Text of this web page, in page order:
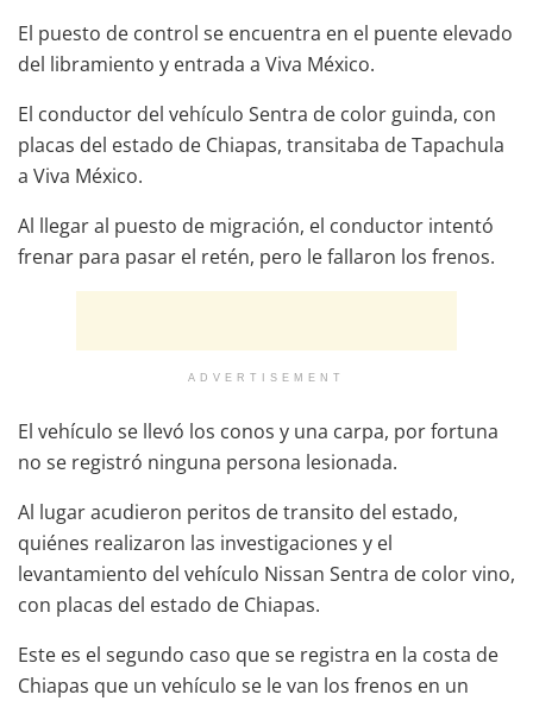
El puesto de control se encuentra en el puente elevado
del libramiento y entrada a Viva México.
El conductor del vehículo Sentra de color guinda, con
placas del estado de Chiapas, transitaba de Tapachula
a Viva México.
Al llegar al puesto de migración, el conductor intentó
frenar para pasar el retén, pero le fallaron los frenos.
ADVERTISEMENT
El vehículo se llevó los conos y una carpa, por fortuna
no se registró ninguna persona lesionada.
Al lugar acudieron peritos de transito del estado,
quiénes realizaron las investigaciones y el
levantamiento del vehículo Nissan Sentra de color vino,
con placas del estado de Chiapas.
Este es el segundo caso que se registra en la costa de
Chiapas que un vehículo se le van los frenos en un